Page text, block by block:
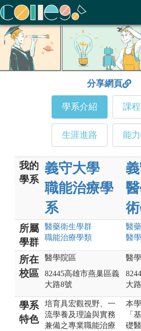
ColleGo! 大學選才與高中育才輔助系統
分享網頁
學系介紹 課
生涯進路 能
我的
學系
義守大學
職能治療學
系
所屬
學群
醫藥衛生學群
職能治療學類
醫
醫
所在
校區
醫學院區
82445高雄市燕巢區義
大路8號
醫
大
學系
特色
培育具宏觀視野、一
流學養及理論與實務
兼備之專業職能治療
本
「
礎